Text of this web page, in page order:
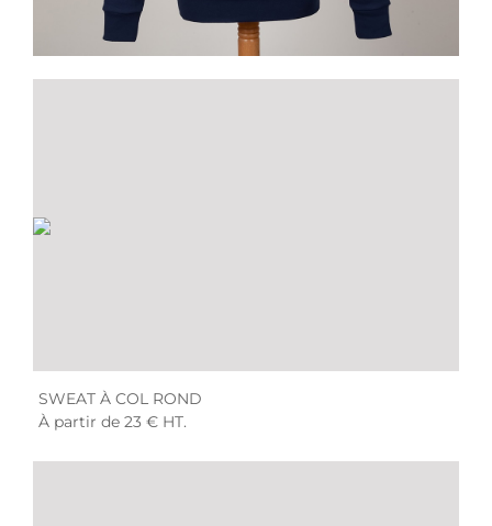
SWEAT À CAPUCHE
À partir de 27 € HT.
SWEAT À COL ROND
À partir de 23 € HT.